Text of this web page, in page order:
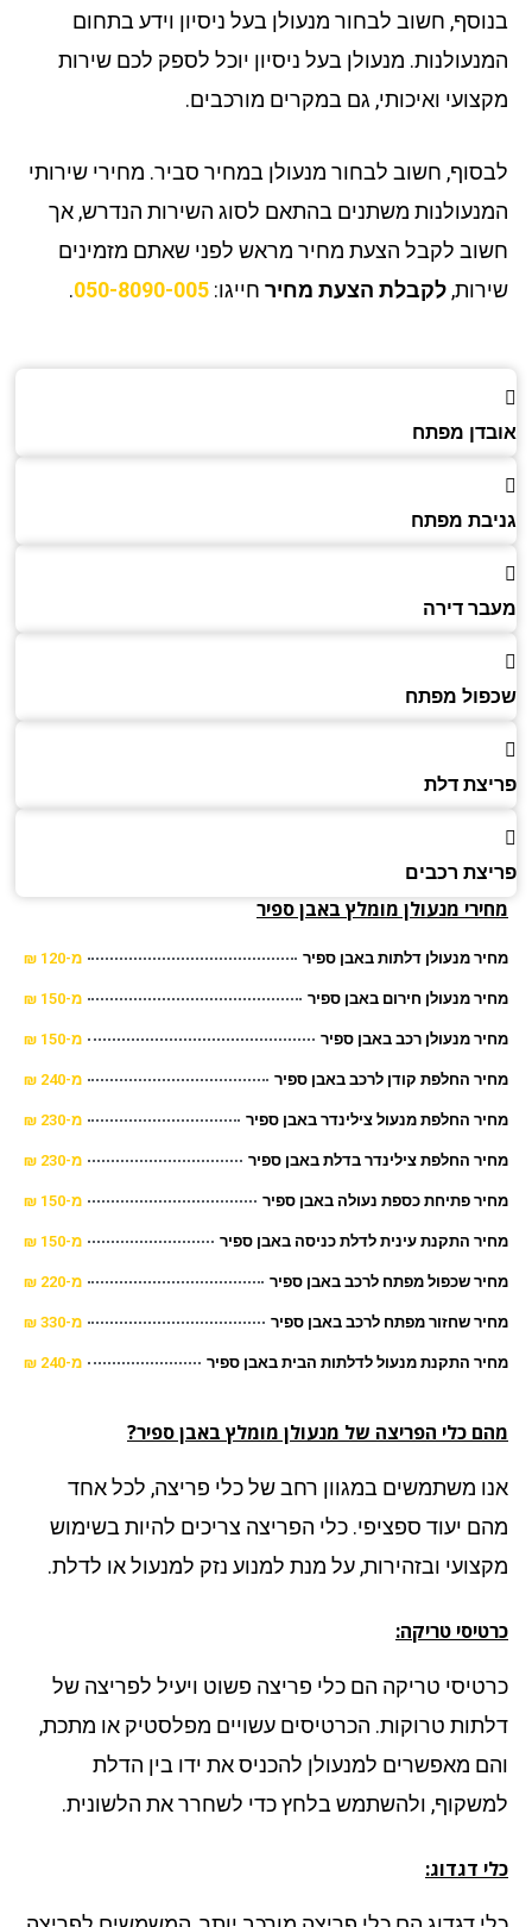
חשוב לבחור מנעולן בעל ניסיון וידע בתחום
מנעולן בעל ניסיון יוכל לספק לכם שירות
ואיכותי, גם במקרים מורכבים.
חשוב לבחור מנעולן במחיר סביר. מחירי שירותי
משתנים בהתאם לסוג השירות הנדרש, אך
לקבל הצעת מחיר מראש לפני שאתם מזמינים
לקבלת הצעת מחירחייגו:050-8090-005
.
מפתח
מפתח
דירה
מפתח
דלת
רכבים
מנעולן מומלץ באבן ספיר
מנעולן דלתות באבן ספיר מ-120 ₪
מנעולן חירום באבן ספיר מ-150 ₪
מנעולן רכב באבן ספיר מ-150 ₪
החלפת קודן לרכב באבן ספיר מ-240 ₪
החלפת מנעול צילינדר באבן ספיר מ-230 ₪
החלפת צילינדר בדלת באבן ספיר מ-230 ₪
פתיחת כספת נעולה באבן ספיר מ-150 ₪
התקנת עינית לדלת כניסה באבן ספיר מ-150 ₪
שכפול מפתח לרכב באבן ספיר מ-220 ₪
שחזור מפתח לרכב באבן ספיר מ-330 ₪
התקנת מנעול לדלתות הבית באבן ספיר מ-240 ₪
כלי הפריצה של מנעולן מומלץ באבן ספיר?
משתמשים במגוון רחב של כלי פריצה, לכל אחד
יעוד ספציפי. כלי הפריצה צריכים להיות בשימוש
ובזהירות, על מנת למנוע נזק למנעול או לדלת.
טריקה:
טריקה הם כלי פריצה פשוט ויעיל לפריצה של
טרוקות. הכרטיסים עשויים מפלסטיק או מתכת,
מאפשרים למנעולן להכניס את ידו בין הדלת
ולהשתמש בלחץ כדי לשחרר את הלשונית.
דגדוג: